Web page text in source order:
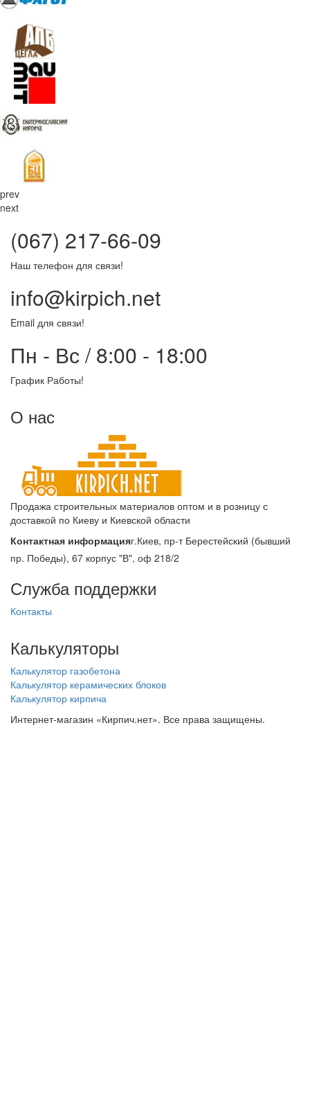
prev
next
(067) 217-66-09
Наш телефон для связи!
info@kirpich.net
Email для связи!
Пн - Вс / 8:00 - 18:00
График Работы!
О нас
Продажа строительных материалов оптом и в розницу с
доставкой по Киеву и Киевской области
Контактная информацияг.Киев, пр-т Берестейский (бывший
пр. Победы), 67 корпус "В", оф 218/2
Служба поддержки
Контакты
Калькуляторы
Калькулятор газобетона
Калькулятор керамических блоков
Калькулятор кирпича
Интернет-магазин «Кирпич.нет». Все права защищены.